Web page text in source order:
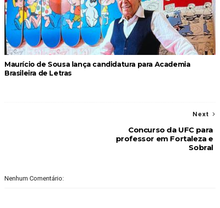
Maurício de Sousa lança candidatura para Academia
Brasileira de Letras
Next
Concurso da UFC para
professor em Fortaleza e
Sobral
Nenhum Comentário: